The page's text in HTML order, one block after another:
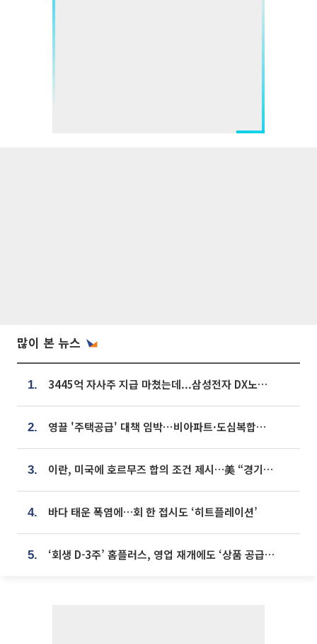
많이 본 뉴스
1. 3445억 자사주 지급 마쳤는데...삼성전자 DX노조, 뒤늦은 '떼쓰기 집회'
2. 영끌 '주택공급' 대책 임박⋯비아파트·도심복합까지 총동원
3. 이란, 미국에 호르무즈 합의 조건 제시…美 “경기 아직 안 끝나” [종합]
4. 바다 태운 폭염에…회 한 접시도 ‘히트플레이션’
5. ‘회생 D-3주’ 홈플러스, 영업 재개에도 ‘상품 공급망’ 복구가 생존 관건